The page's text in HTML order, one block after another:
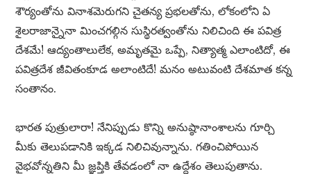
శౌర్యంతోను వినాశమెరుగని చైతన్య ప్రభలతోను, లోకంలోని ఏ
శైలరాజాన్నైనా మించగల్గిన సుస్థిరత్వంతోను నిలిచింది ఈ పవిత్ర
దేశమే! ఆద్యంతాలులేక, అమృతమై ఒప్పే, నిత్యాత్మ ఎలాంటిదో, ఈ
పవిత్రదేశ జీవితంకూడ అలాంటిదే! మనం అటువంటి దేశమాత కన్న
సంతానం.
భారత పుత్రులారా! నేనిప్పుడు కొన్ని అనుష్ఠానాంశాలను గూర్చి
మీకు తెలుపడానికి ఇక్కడ నిలిచివున్నాను. గతించిపోయిన
వైభవోన్నతిని మీ జ్ఞప్తికి తేవడంలో నా ఉద్దేశం తెలుపుతాను.